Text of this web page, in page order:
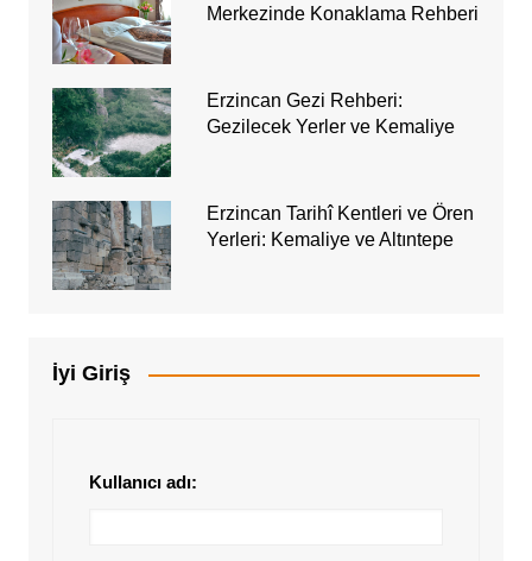
Merkezinde Konaklama Rehberi
Erzincan Gezi Rehberi:
Gezilecek Yerler ve Kemaliye
Erzincan Tarihî Kentleri ve Ören
Yerleri: Kemaliye ve Altıntepe
İyi Giriş
Kullanıcı adı: